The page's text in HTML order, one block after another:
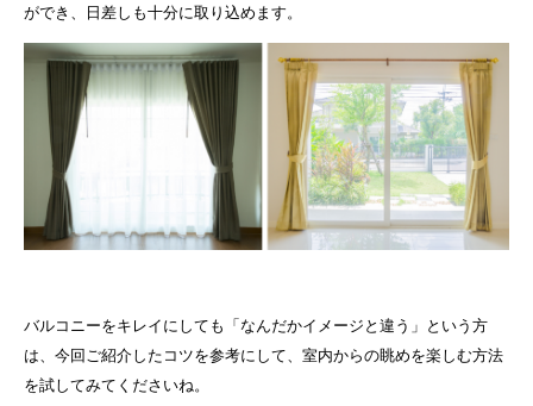
ができ、日差しも十分に取り込めます。
バルコニーをキレイにしても「なんだかイメージと違う」という方
は、今回ご紹介したコツを参考にして、室内からの眺めを楽しむ方法
を試してみてくださいね。